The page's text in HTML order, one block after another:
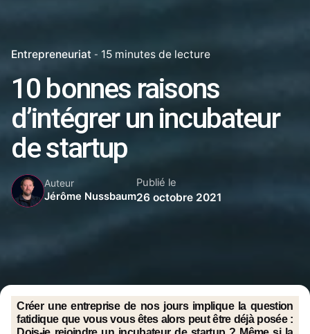
Entrepreneuriat 15 minutes de lecture
10 bonnes raisons
d’intégrer un incubateur
de startup
Auteur
Jérôme Nussbaum
Publié le
26 octobre 2021
Créer une entreprise de nos jours implique la question
fatidique que vous vous êtes alors peut être déjà posée :